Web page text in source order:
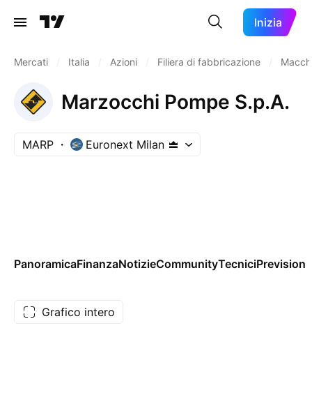
Inizia
Mercati Italia Azioni Filiera di fabbricazione
Marzocchi Pompe S.p.A.
MARP Euronext Milan
PanoramicaFinanzaNotizieCommunityTecniciPrevisioni
Grafico intero